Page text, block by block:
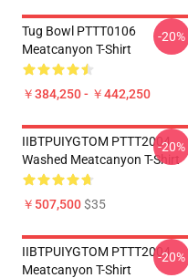
Tug Bowl PTTT0106
Meatcanyon T-Shirt
￥384,250 - ￥442,250
-20%
IIBTPUIYGTOM PTTT2004
Washed Meatcanyon T-Shirt
￥507,500$35
-20%
IIBTPUIYGTOM PTTT2004
Meatcanyon T-Shirt
-20%